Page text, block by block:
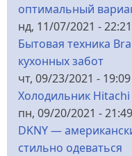
оптимальный
нд, 11/07/2021 - 22:21
Бытовая техника
кухонных забот
чт, 09/23/2021 - 19:09
Холодильник Hitachi
пн, 09/20/2021 - 21:49
DKNY —
стильно одеваться